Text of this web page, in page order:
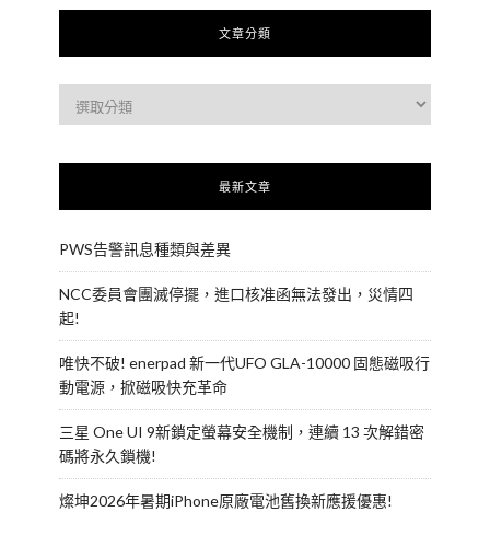
文章分類
最新文章
PWS告警訊息種類與差異
NCC委員會團滅停擺，進口核准函無法發出，災情四
起!
唯快不破! enerpad 新一代UFO GLA-10000 固態磁吸行
動電源，掀磁吸快充革命
三星 One UI 9新鎖定螢幕安全機制，連續 13 次解錯密
碼將永久鎖機!
燦坤2026年暑期iPhone原廠電池舊換新應援優惠!